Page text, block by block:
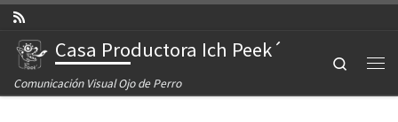
Saltar al contenido
Casa Productora Ich Peek´
Comunicación Visual Ojo de Perro
Search